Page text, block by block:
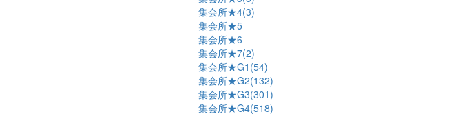
集会所★4(3)
集会所★5
集会所★6
集会所★7(2)
集会所★G1(54)
集会所★G2(132)
集会所★G3(301)
集会所★G4(518)